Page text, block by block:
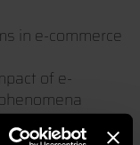
in e-commerce
of e-